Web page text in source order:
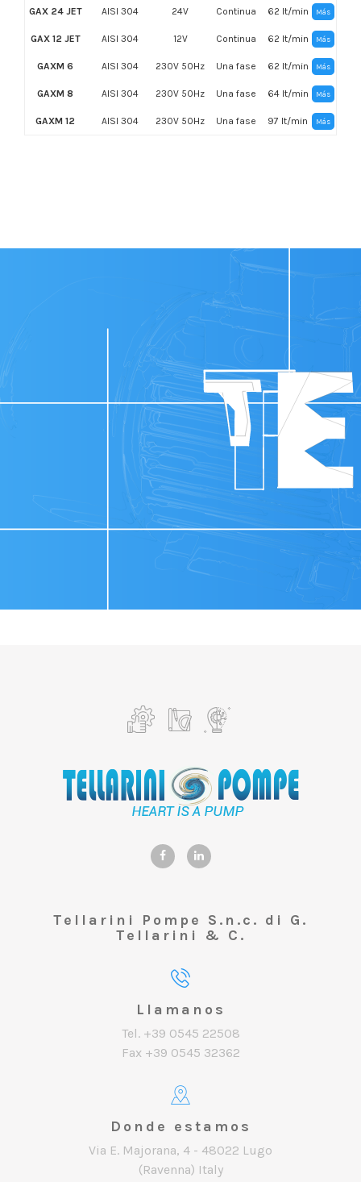
GAX 24 JET AISI 304 24V Continua 62 lt/min Más
GAX 12 JET AISI 304 12V Continua 62 lt/min Más
GAXM 6 AISI 304 230V 50Hz Una fase 62 lt/min Más
GAXM 8 AISI 304 230V 50Hz Una fase 64 lt/min Más
GAXM 12 AISI 304 230V 50Hz Una fase 97 lt/min Más
Tellarini Pompe S.n.c. di G.
Tellarini & C.
Llamanos
Tel. +39 0545 22508
Fax +39 0545 32362
Donde estamos
Via E. Majorana, 4 - 48022 Lugo
(Ravenna) Italy